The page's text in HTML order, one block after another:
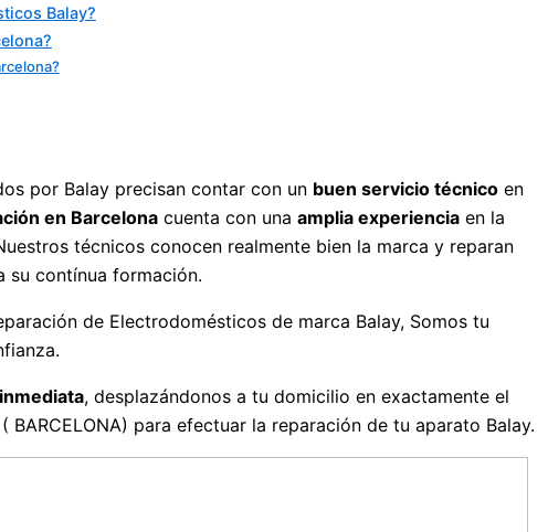
Balay?
por Balay precisan contar con un buen servicio técnico en
en Barcelona cuenta con una amplia experiencia en la
técnicos conocen realmente bien la marca y reparan
su contínua formación.
de Electrodomésticos de marca Balay, Somos tu
, desplazándonos a tu domicilio en exactamente el
para efectuar la reparación de tu aparato Balay.